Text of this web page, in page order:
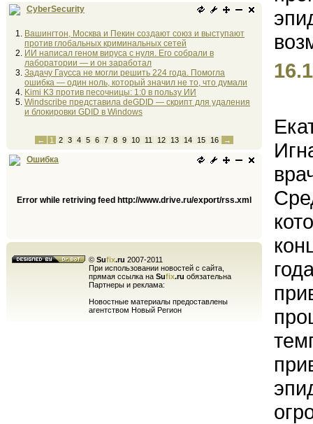
CyberSecurity
Вашингтон, Москва и Пекин создают союз и выступают
против глобальных криминальных сетей
ИИ написал геном вируса с нуля. Его собрали в
лаборатории — и он заработал
Задачу Гаусса не могли решить 224 года. Помогла
ошибка — один ноль, который значил не то, что думали
Kimi K3 против песочницы: 1:0 в пользу ИИ
Windscribe представила deGDID — скрипт для удаления
и блокировки GDID в Windows
← 1 2 3 4 5 6 7 8 9 10 11 12 13 14 15 16 →
Ошибка
Error while retriving feed http://www.drive.ru/export/rss.xml
© Sufix.ru 2007-2011
При использовании новостей с сайта,
прямая ссылка на Sufix.ru обязательна
Партнеры и реклама:
Новостные материалы предоставлены
агентством Новый Регион